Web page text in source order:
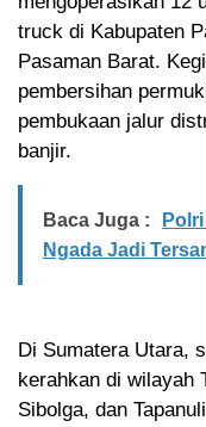
truck di Kabupaten
Pasaman Barat.
pembersihan
pembukaan jalur
banjir.
Baca Juga :
Ngada Jadi
Di Sumatera Utara,
kerahkan di wilayah
Sibolga, dan